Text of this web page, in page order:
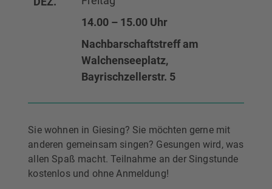
14.00 – 15.00 Uhr
Nachbarschaftstreff am
Walchenseeplatz,
Bayrischzellerstr. 5
Sie wohnen in Giesing? Sie möchten gerne mit
anderen gemeinsam singen? Gesungen wird, was
allen Spaß macht. Teilnahme an der Singstunde
kostenlos und ohne Anmeldung!